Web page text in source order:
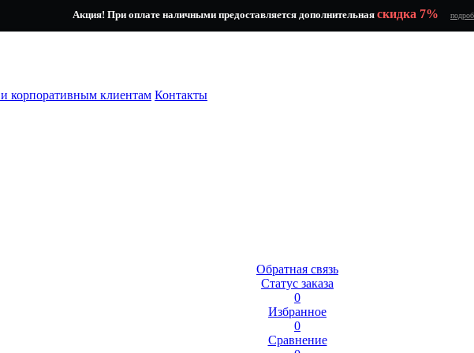
Акция! При оплате наличными предоставляется дополнительная скидка 7%
корпоративным клиентам Контакты
Обратная связь
Статус заказа
0
Избранное
0
Сравнение